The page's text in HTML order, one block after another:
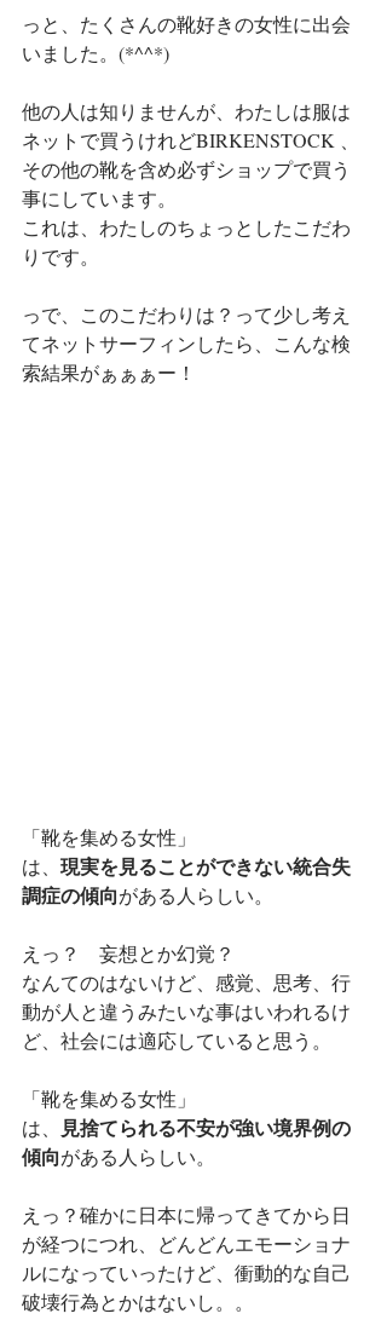
っと、たくさんの靴好きの女性に出会
いました。(*^^*)
他の人は知りませんが、わたしは服は
ネットで買うけれどBIRKENSTOCK 、
その他の靴を含め必ずショップで買う
事にしています。
これは、わたしのちょっとしたこだわ
りです。
っで、このこだわりは？って少し考え
てネットサーフィンしたら、こんな検
索結果がぁぁぁー！
「靴を集める女性」
は、 現実を見ることができない統合失
調症の傾向がある人らしい。
えっ？　妄想とか幻覚？
なんてのはないけど、感覚、思考、行
動が人と違うみたいな事はいわれるけ
ど、社会には適応していると思う。
「靴を集める女性」
は、
見捨てられる不安が強い境界例の
傾向がある人らしい。
えっ？確かに日本に帰ってきてから日
が経つにつれ、どんどんエモーショナ
ルになっていったけど、衝動的な自己
破壊行為とかはないし。。